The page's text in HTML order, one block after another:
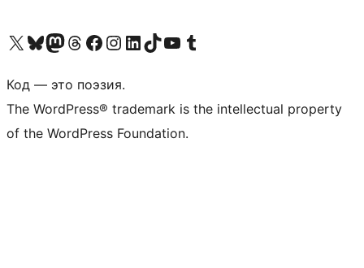
Посетите нас в X (ранее Twitter)
Посетите нашу учётную запись в Bluesky
Посетите нашу ленту в Mastodon
Посетите нашу учётную запись в Threads
Посетите нашу страницу на Facebook
Посетите наш Instagram
Посетите нашу страницу в LinkedIn
Посетите нашу учётную запись в TikTok
Посетите наш канал YouTube
Посетите нашу учётную запись в Tumblr
Код — это поэзия.
The WordPress® trademark is the intellectual property
of the WordPress Foundation.